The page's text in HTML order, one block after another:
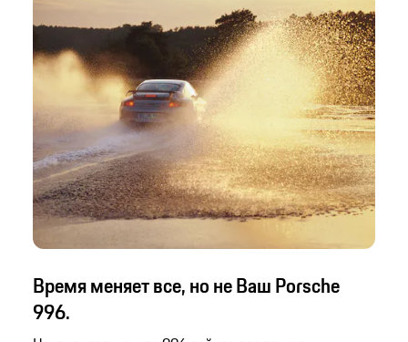
Время меняет все, но не Ваш Porsche
996.